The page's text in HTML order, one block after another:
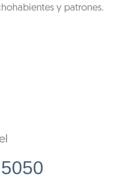
y patrones.